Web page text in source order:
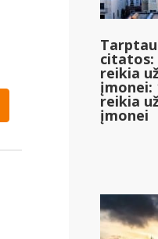
citatos:
reikia
įmonei:
reikia
įmonei